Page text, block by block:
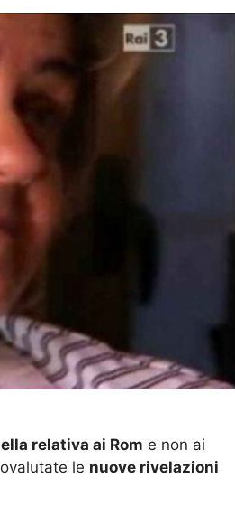
relativa ai Rom e non ai
le nuove rivelazioni